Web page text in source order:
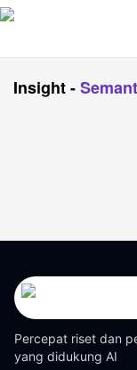
Insight-
Percepat riset dan
yang didukung AI